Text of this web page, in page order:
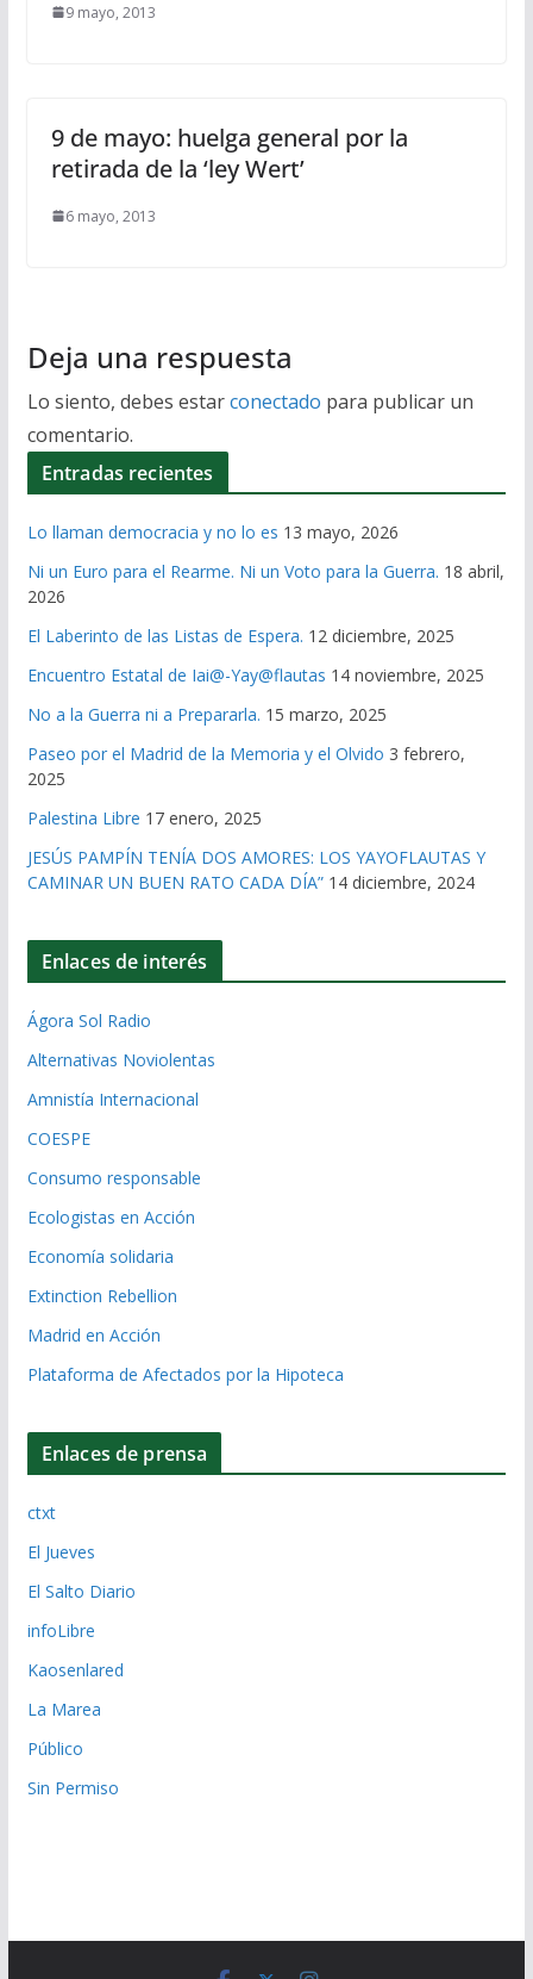
9 mayo, 2013
9 de mayo: huelga general por la
retirada de la ‘ley Wert’
6 mayo, 2013
Deja una respuesta
Lo siento, debes estarconectado para publicar un
comentario.
Entradas recientes
Lo llaman democracia y no lo es 13 mayo, 2026
Ni un Euro para el Rearme. Ni un Voto para la Guerra. 18 abril,
2026
El Laberinto de las Listas de Espera. 12 diciembre, 2025
Encuentro Estatal de Iai@-Yay@flautas 14 noviembre, 2025
No a la Guerra ni a Prepararla. 15 marzo, 2025
Paseo por el Madrid de la Memoria y el Olvido 3 febrero,
2025
Palestina Libre 17 enero, 2025
JESÚS PAMPÍN TENÍA DOS AMORES: LOS YAYOFLAUTAS Y
CAMINAR UN BUEN RATO CADA DÍA” 14 diciembre, 2024
Enlaces de interés
Ágora Sol Radio
Alternativas Noviolentas
Amnistía Internacional
COESPE
Consumo responsable
Ecologistas en Acción
Economía solidaria
Extinction Rebellion
Madrid en Acción
Plataforma de Afectados por la Hipoteca
Enlaces de prensa
ctxt
El Jueves
El Salto Diario
infoLibre
Kaosenlared
La Marea
Público
Sin Permiso